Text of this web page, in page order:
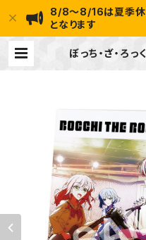
8/8～8/16は夏季休
となります
ぼっち・ざ・ろ